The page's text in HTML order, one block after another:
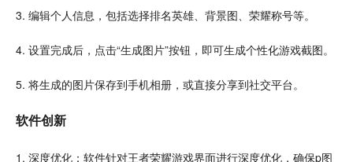
3. 编辑个人信息，包括选择排名英雄、背景图、荣耀称号等。
4. 设置完成后， 点击“生成图片”按钮，即可生成个性化游戏截图。
5. 将生成的图片保存到手机相册 ，或直接分享到社交平台。
软件创新
1. 深度优化：软件针对王者荣耀游戏界面进行深度优化，确保p图